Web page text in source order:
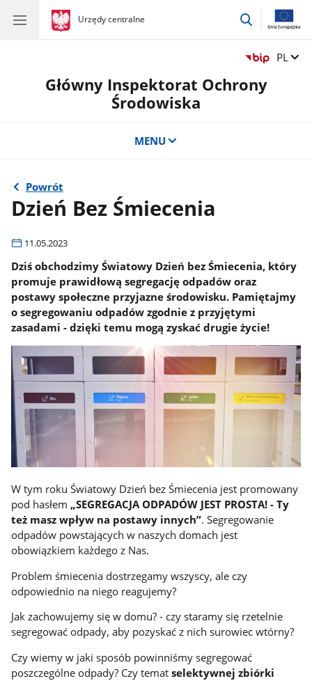
gov.pl
Urzędy centralne
gov.pl
Urzędy
przejdź
Zmień
PL
Główny Inspektorat Ochrony
Środowiska
MENU
Powrót
Dzień Bez Śmiecenia
11.05.2023
Dziś obchodzimy Światowy Dzień bez Śmiecenia, który
promuje prawidłową segregację odpadów oraz
postawy społeczne przyjazne środowisku. Pamiętajmy
o segregowaniu odpadów zgodnie z przyjętymi
zasadami - dzięki temu mogą zyskać drugie życie!
W tym roku Światowy Dzień bez Śmiecenia jest promowany
pod hasłem „SEGREGACJA ODPADÓW JEST PROSTA! - Ty
też masz wpływ na postawy innych”. Segregowanie
odpadów powstających w naszych domach jest
obowiązkiem każdego z Nas.
Problem śmiecenia dostrzegamy wszyscy, ale czy
odpowiednio na niego reagujemy?
Jak zachowujemy się w domu? - czy staramy się rzetelnie
segregować odpady, aby pozyskać z nich surowiec wtórny?
Czy wiemy w jaki sposób powinniśmy segregować
poszczególne odpady? Czy temat selektywnej zbiórki